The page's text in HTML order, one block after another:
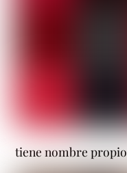
tiene nombre propio